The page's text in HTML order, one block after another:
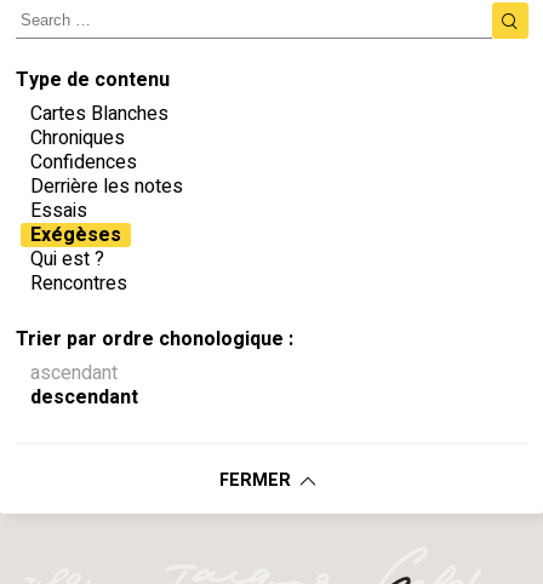
Type de contenu
Cartes Blanches
Chroniques
Confidences
Derrière les notes
Essais
Exégèses
Qui est ?
Rencontres
Trier par ordre chonologique :
ascendant
descendant
FERMER